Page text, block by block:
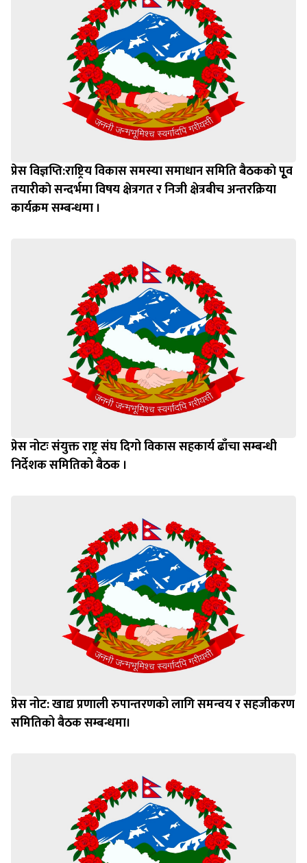
प्रेस विज्ञप्ति:राष्ट्रिय विकास समस्या समाधान समिति बैठककाे पूृव
तयारीकाे सन्दर्भमा विषय क्षेत्रगत र निजी क्षेत्रबीच अन्तरक्रिया
कार्यक्रम सम्बन्धमा ।
प्रेस नोटः संयुक्त राष्ट्र संघ दिगो विकास सहकार्य ढाँचा सम्बन्धी
निर्देशक समितिको बैठक ।
प्रेस नोट: खाद्य प्रणाली रुपान्तरणको लागि समन्वय र सहजीकरण
समितिको बैठक सम्बन्धमा।